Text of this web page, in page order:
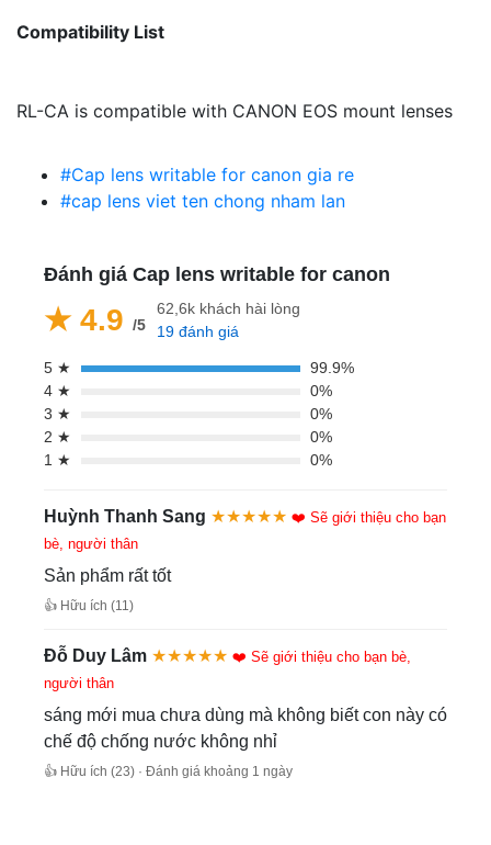
Compatibility List
RL-CA is compatible with CANON EOS mount lenses
#Cap lens writable for canon gia re
#cap lens viet ten chong nham lan
Đánh giá Cap lens writable for canon
★ 4.9 /5
62,6k khách hài lòng
19 đánh giá
5 ★
99.9%
4 ★
0%
3 ★
0%
2 ★
0%
1 ★
0%
Huỳnh Thanh Sang ★★★★★ ❤️ Sẽ giới thiệu cho bạn
bè, người thân
Sản phẩm rất tốt
👍 Hữu ích (11)
Đỗ Duy Lâm ★★★★★ ❤️ Sẽ giới thiệu cho bạn bè,
người thân
sáng mới mua chưa dùng mà không biết con này có
chế độ chống nước không nhỉ
👍 Hữu ích (23) · Đánh giá khoảng 1 ngày